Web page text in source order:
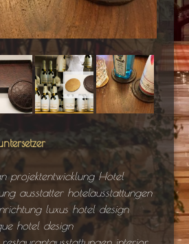
projektentwicklung Hotel
ausstatter hotelausstattungen
luxus hotel design
hotel design